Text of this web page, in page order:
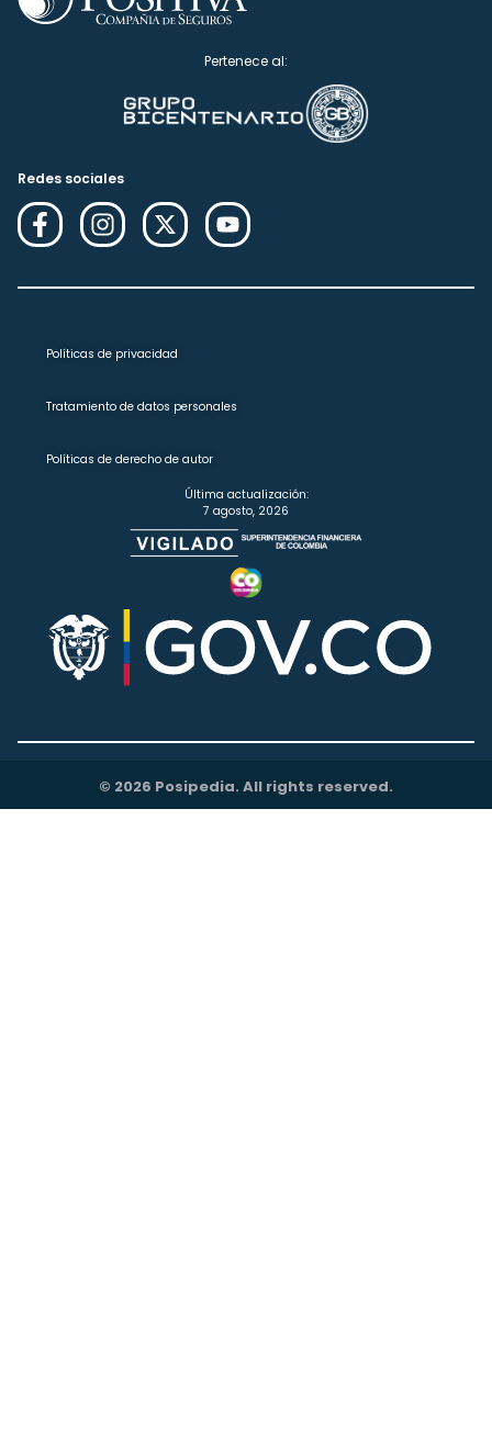
Pertenece al:
Redes sociales
Políticas de privacidad
Tratamiento de datos personales
Políticas de derecho de autor
Última actualización:
7 agosto, 2026
© 2026 Posipedia. All rights reserved.